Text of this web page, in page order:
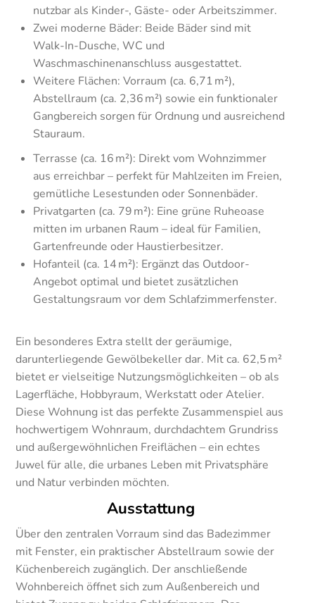
nutzbar als Kinder-, Gäste- oder Arbeitszimmer.
Zwei moderne Bäder: Beide Bäder sind mit
Walk-In-Dusche, WC und
Waschmaschinenanschluss ausgestattet.
Weitere Flächen: Vorraum (ca. 6,71 m²),
Abstellraum (ca. 2,36 m²) sowie ein funktionaler
Gangbereich sorgen für Ordnung und ausreichend
Stauraum.
Terrasse (ca. 16 m²): Direkt vom Wohnzimmer
aus erreichbar – perfekt für Mahlzeiten im Freien,
gemütliche Lesestunden oder Sonnenbäder.
Privatgarten (ca. 79 m²): Eine grüne Ruheoase
mitten im urbanen Raum – ideal für Familien,
Gartenfreunde oder Haustierbesitzer.
Hofanteil (ca. 14 m²): Ergänzt das Outdoor-
Angebot optimal und bietet zusätzlichen
Gestaltungsraum vor dem Schlafzimmerfenster.
Ein besonderes Extra stellt der geräumige,
darunterliegende Gewölbekeller dar. Mit ca. 62,5 m²
bietet er vielseitige Nutzungsmöglichkeiten – ob als
Lagerfläche, Hobbyraum, Werkstatt oder Atelier.
Diese Wohnung ist das perfekte Zusammenspiel aus
hochwertigem Wohnraum, durchdachtem Grundriss
und außergewöhnlichen Freiflächen – ein echtes
Juwel für alle, die urbanes Leben mit Privatsphäre
und Natur verbinden möchten.
Ausstattung
Über den zentralen Vorraum sind das Badezimmer
mit Fenster, ein praktischer Abstellraum sowie der
Küchenbereich zugänglich. Der anschließende
Wohnbereich öffnet sich zum Außenbereich und